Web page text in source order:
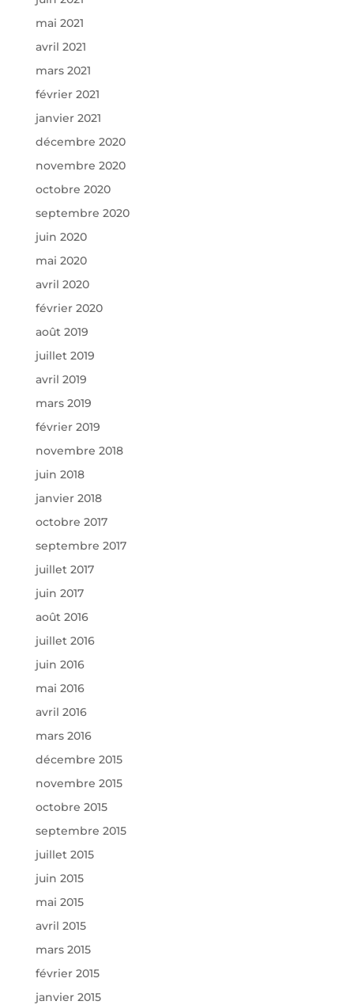
mai 2021
avril 2021
mars 2021
février 2021
janvier 2021
décembre 2020
novembre 2020
octobre 2020
septembre 2020
juin 2020
mai 2020
avril 2020
février 2020
août 2019
juillet 2019
avril 2019
mars 2019
février 2019
novembre 2018
juin 2018
janvier 2018
octobre 2017
septembre 2017
juillet 2017
juin 2017
août 2016
juillet 2016
juin 2016
mai 2016
avril 2016
mars 2016
décembre 2015
novembre 2015
octobre 2015
septembre 2015
juillet 2015
juin 2015
mai 2015
avril 2015
mars 2015
février 2015
janvier 2015